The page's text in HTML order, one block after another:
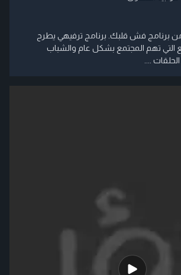
من برنامج فش قلبك. برنامج ترفيهي يطرح
التي تهم المجتمع بشكل عام والشباب
....